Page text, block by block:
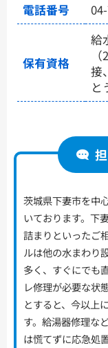
電話番号
保有資格
給
接
と
茨城県下妻市を中
いております。下
詰まりといったご
ルは他の水まわり
多く、すぐにでも
レ修理が必要な状
とすると、今以上
す。給湯器修理な
は慌てずに応急処